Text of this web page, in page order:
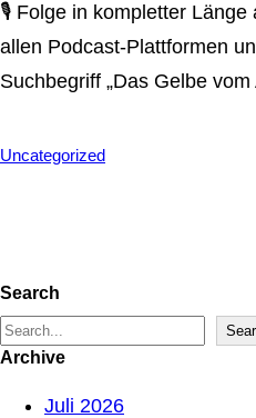
🎙️ Folge in kompletter Länge
allen Podcast-Plattformen
Suchbegriff „Das Gelbe vom
Uncategorized
Search
S
e
Archive
Juli 2026